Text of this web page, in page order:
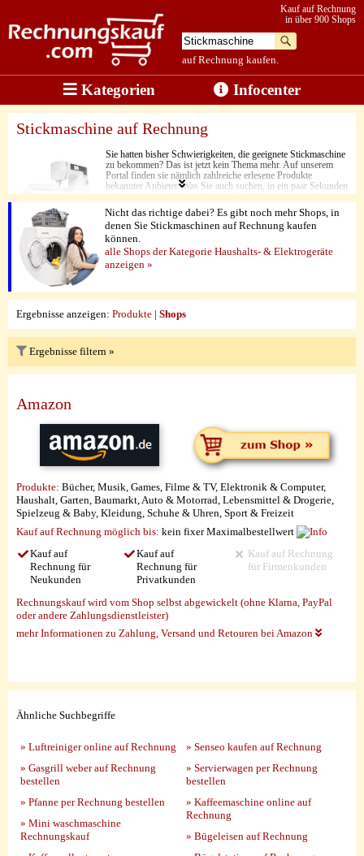
auf Rechnung kaufen.
Kauf auf Rechnung
in über 900 Shops
Kategorien Infocenter
Stickmaschine auf Rechnung
Sie hatten bisher Schwierigkeiten, die geeignete Stickmaschine
zu bekommen? Das ist jetzt kein Thema mehr. Auf unserem
Portal finden sie nämlich zahlreiche erlesene Produkte
bekannter Anbieter. Was Sie auch suchen, in ein paar Sekunden
st das passende Stcikmaschinen-Modell unterwegs zu Ihnen
nach Hause. Dabei stimmen nicht nur die Preise, sondern auch
die zahlreichen vielseitig einsetzbaren Extras und die Leistung.
Damit bekommen Ihre Stickereien eine ganz neue Qualität. Zu
guter Letzt besticht hier aber in erster Linie eine Sache. Jedes
Produkthighlight kann ganz leicht auf Rechnung gekauft
werden.
Nicht das richtige dabei? Es gibt noch mehr Shops, in
denen Sie Stickmaschinen auf Rechnung kaufen
können.
alle Shops der Kategorie Haushalts- & Elektrogeräte
anzeigen »
Ergebnisse anzeigen: Produkte | Shops
Ergebnisse filtern »
Amazon
Produkte: Bücher, Musik, Games, Filme & TV, Elektronik & Computer,
Haushalt, Garten, Baumarkt, Auto & Motorrad, Lebensmittel & Drogerie,
Spielzeug & Baby, Kleidung, Schuhe & Uhren, Sport & Freizeit
Kauf auf Rechnung möglich bis: kein fixer Maximalbestellwert
Kauf auf
Rechnung für
Neukunden
Kauf auf
Rechnung für
Privatkunden
Kauf auf Rechnung
für Firmenkunden
Rechnungskauf wird vom Shop selbst abgewickelt (ohne Klarna, PayPal
oder andere Zahlungsdienstleister)
mehr Informationen zu Zahlung, Versand und Retouren bei Amazon
Ähnliche Suchbegriffe
» Luftreiniger online auf Rechnung
» Gasgrill weber auf Rechnung
bestellen
» Pfanne per Rechnung bestellen
» Mini waschmaschine
Rechnungskauf
» Senseo kaufen auf Rechnung
» Servierwagen per Rechnung
bestellen
» Kaffeemaschine online auf
Rechnung
» Bügeleisen auf Rechnung